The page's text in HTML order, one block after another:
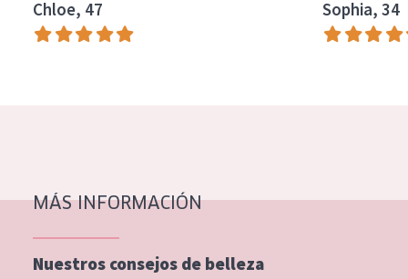
Essentials
Lift+
Piel normal y seca
Piel mixata o grasa
Piel madura
Chloe, 47 Sophia, 34
MÁS INFORMACIÓN
Nuestros consejos de belleza